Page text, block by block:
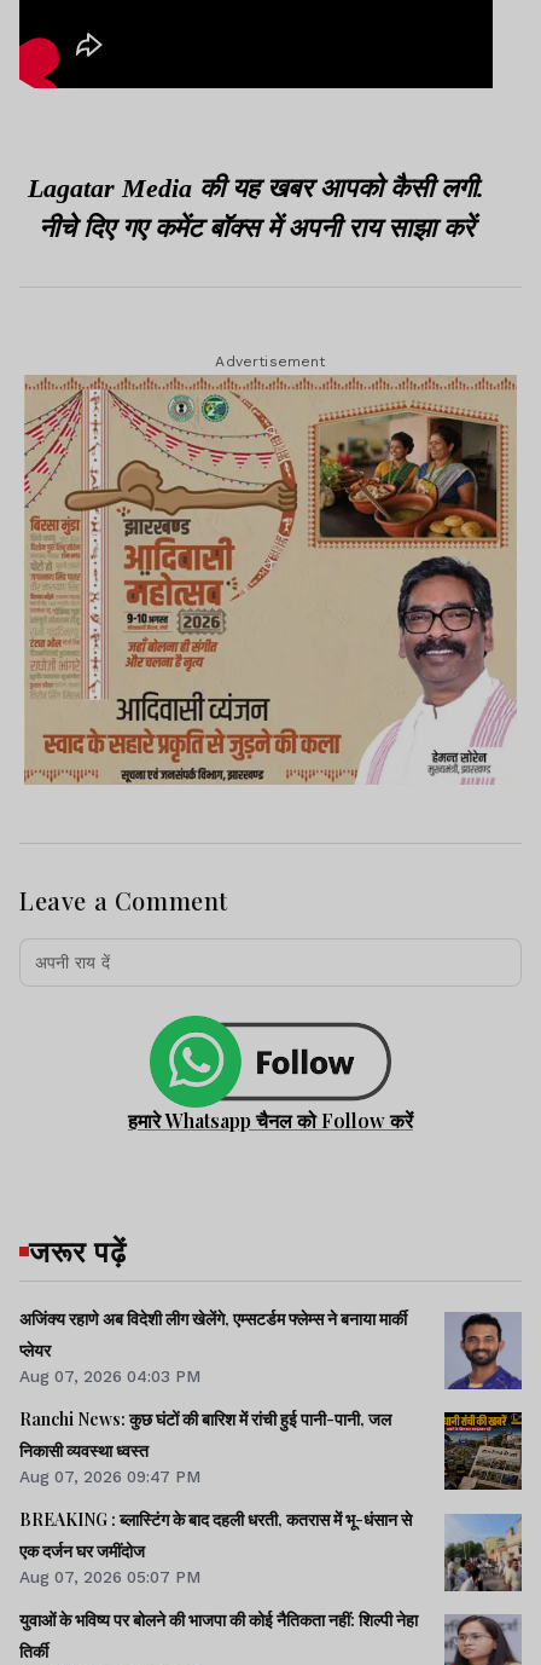
Lagatar Media की यह खबर आपको कैसी लगी.
नीचे दिए गए कमेंट बॉक्स में अपनी राय साझा करें
Advertisement
Leave a Comment
हमारे Whatsapp चैनल को Follow करें
जरूर पढ़ें
अजिंक्य रहाणे अब विदेशी लीग खेलेंगे, एम्सटर्डम फ्लेम्स ने बनाया मार्की
प्लेयर
Aug 07, 2026 04:03 PM
Ranchi News: कुछ घंटों की बारिश में रांची हुई पानी-पानी, जल
निकासी व्यवस्था ध्वस्त
Aug 07, 2026 09:47 PM
BREAKING : ब्लास्टिंग के बाद दहली धरती, कतरास में भू-धंसान से
एक दर्जन घर जमींदोज
Aug 07, 2026 05:07 PM
युवाओं के भविष्य पर बोलने की भाजपा की कोई नैतिकता नहीं: शिल्पी नेहा
तिर्की